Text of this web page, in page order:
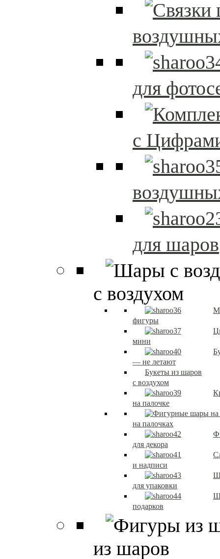
для
с
для шаров
с воздухом
фигуры
мини
— не летают
Букеты из шаров
с воздухом
на палочке
на палочках
для декора
и надписи
для упаковки
подарков
из шаров